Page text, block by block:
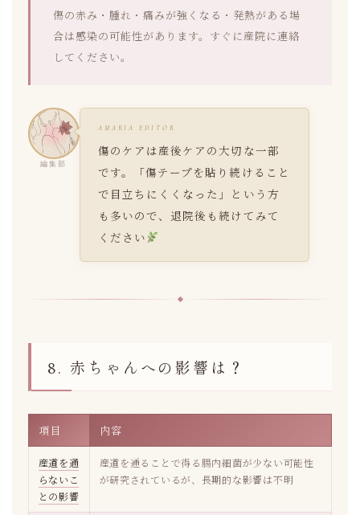
傷の赤み・腫れ・痛みが強くなる・発熱がある場
合は感染の可能性があります。すぐに産院に連絡
してください。
編集部
AMARIA EDITOR
傷のケアは産後ケアの大切な一部
です。「傷テープを貼り続けること
で目立ちにくくなった」という方
も多いので、退院後も続けてみて
ください
8. 赤ちゃんへの影響は？
項目 内容
産道を通
らないこ
との影響
産道を通ることで得る腸内細菌が少ない可能性
が研究されているが、長期的な影響は不明